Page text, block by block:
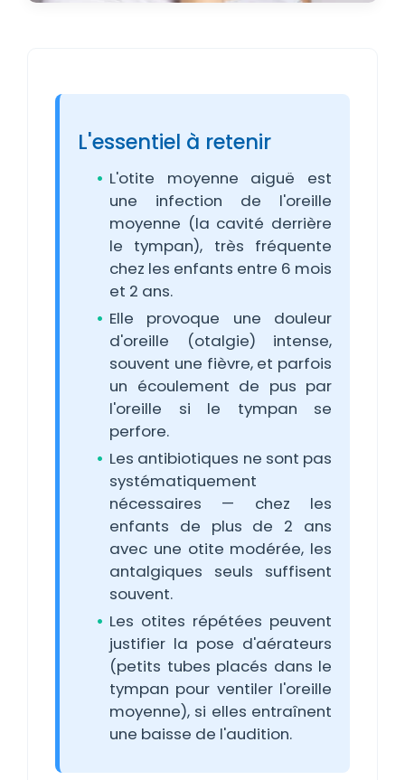
L'essentiel à retenir
L'otite moyenne aiguë est
une infection de l'oreille
moyenne (la cavité derrière
le tympan), très fréquente
chez les enfants entre 6 mois
et 2 ans.
Elle provoque une douleur
d'oreille (otalgie) intense,
souvent une fièvre, et parfois
un écoulement de pus par
l'oreille si le tympan se
perfore.
Les antibiotiques ne sont pas
systématiquement
nécessaires — chez les
enfants de plus de 2 ans
avec une otite modérée, les
antalgiques seuls suffisent
souvent.
Les otites répétées peuvent
justifier la pose d'aérateurs
(petits tubes placés dans le
tympan pour ventiler l'oreille
moyenne), si elles entraînent
une baisse de l'audition.